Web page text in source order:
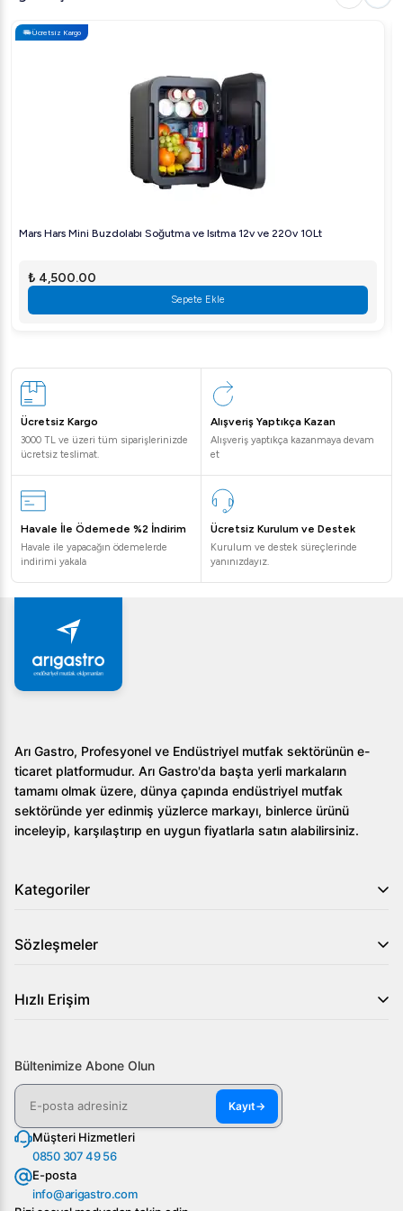
Ücretsiz Kargo
Mars Hars Mini Buzdolabı Soğutma ve Isıtma 12v ve 220v 10Lt
₺ 4,500.00
Sepete Ekle
Ücretsiz Kargo
3000 TL ve üzeri tüm siparişlerinizde
ücretsiz teslimat.
Alışveriş Yaptıkça Kazan
Alışveriş yaptıkça kazanmaya devam
et
Havale İle Ödemede %2 İndirim
Havale ile yapacağın ödemelerde
indirimi yakala
Ücretsiz Kurulum ve Destek
Kurulum ve destek süreçlerinde
yanınızdayız.
Arı Gastro, Profesyonel ve Endüstriyel mutfak sektörünün e-
ticaret platformudur. Arı Gastro'da başta yerli markaların
tamamı olmak üzere, dünya çapında endüstriyel mutfak
sektöründe yer edinmiş yüzlerce markayı, binlerce ürünü
inceleyip, karşılaştırıp en uygun fiyatlarla satın alabilirsiniz.
Kategoriler
Sözleşmeler
Hızlı Erişim
Bültenimize Abone Olun
Kayıt→
Müşteri Hizmetleri
0850 307 49 56
E-posta
info@arigastro.com